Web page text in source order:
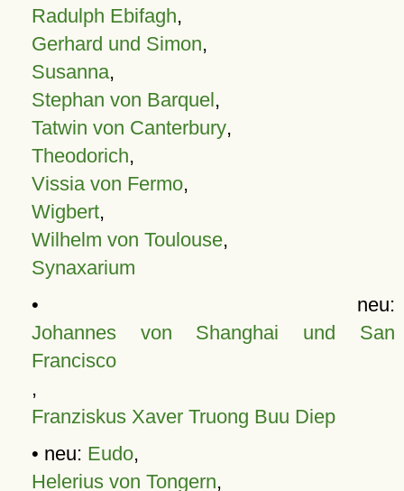
Radulph Ebifagh,
Gerhard und Simon,
Susanna,
Stephan von Barquel,
Tatwin von Canterbury,
Theodorich,
Vissia von Fermo,
Wigbert,
Wilhelm von Toulouse,
Synaxarium
• neu:
Johannes von Shanghai und San
Francisco
,
Franziskus Xaver Truong Buu Diep
• neu: Eudo,
Helerius von Tongern,